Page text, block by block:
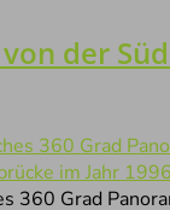
der
360 Grad